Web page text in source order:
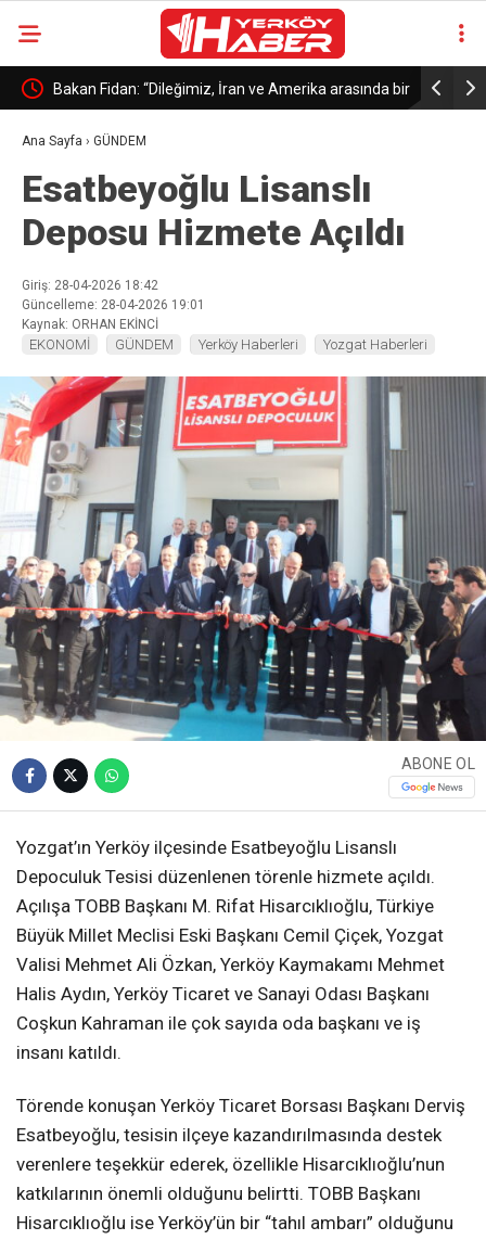
Bakan Fidan: “Dileğimiz, İran ve Amerika arasında bir
anlaşmaya tekrar dönülmesi”
Yayman:
Ana Sayfa › GÜNDEM
Esatbeyoğlu Lisanslı
Deposu Hizmete Açıldı
Giriş: 28-04-2026 18:42
Güncelleme: 28-04-2026 19:01
Kaynak: ORHAN EKİNCİ
EKONOMİ GÜNDEM Yerköy Haberleri Yozgat Haberleri
ABONE OL
Yozgat’ın Yerköy ilçesinde Esatbeyoğlu Lisanslı
Depoculuk Tesisi düzenlenen törenle hizmete açıldı.
Açılışa TOBB Başkanı M. Rifat Hisarcıklıoğlu, Türkiye
Büyük Millet Meclisi Eski Başkanı Cemil Çiçek, Yozgat
Valisi Mehmet Ali Özkan, Yerköy Kaymakamı Mehmet
Halis Aydın, Yerköy Ticaret ve Sanayi Odası Başkanı
Coşkun Kahraman ile çok sayıda oda başkanı ve iş
insanı katıldı.
Törende konuşan Yerköy Ticaret Borsası Başkanı Derviş
Esatbeyoğlu, tesisin ilçeye kazandırılmasında destek
verenlere teşekkür ederek, özellikle Hisarcıklıoğlu’nun
katkılarının önemli olduğunu belirtti. TOBB Başkanı
Hisarcıklıoğlu ise Yerköy’ün bir “tahıl ambarı” olduğunu